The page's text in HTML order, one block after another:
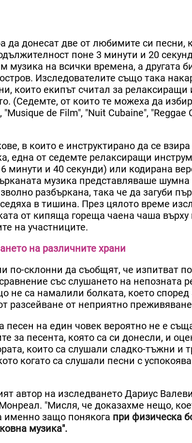
да донесат две от любимите си песни,
поне 3 минути и 20
на всички времена, а другата
Изследователите също така
които екипът считал за релаксиращи
(Седемте, от които те можеха да
de Film", "Nuit Cubaine", "Reggae
в които е инструктирано да се
една от седемте релаксиращи
минути и 40 секунди) или кодирана
музика представляваше
разбъркана, така че да загуби
в тишина. През цялото време
от кипяща гореща чаена чаша върху
на участниците.
на различните храни
по-склонни да съобщят, че изпитват
със слушането на непозната
са намалили болката, което според
разсейване от неприятно
на един човек вероятно не е
за песента, която са си донесли, и
които са слушали сладко-тъжни и
когато са слушали песни с
автор на изследването Дариус
"Мисля, че доказахме нещо,
именно защо понякога при физическа
музика".